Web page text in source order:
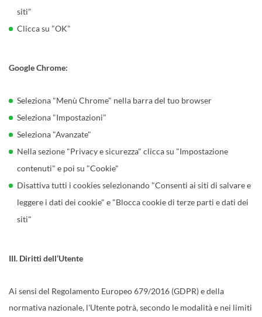
siti"
Clicca su "OK"
Google Chrome:
Seleziona "Menù Chrome" nella barra del tuo browser
Seleziona "Impostazioni"
Seleziona "Avanzate"
Nella sezione "Privacy e sicurezza" clicca su "Impostazione
contenuti" e poi su "Cookie"
Disattiva tutti i cookies selezionando "Consenti ai siti di salvare e
leggere i dati dei cookie" e "Blocca cookie di terze parti e dati dei
siti"
III. Diritti dell’Utente
Ai sensi del Regolamento Europeo 679/2016 (GDPR) e della
normativa nazionale, l'Utente potrà, secondo le modalità e nei limiti